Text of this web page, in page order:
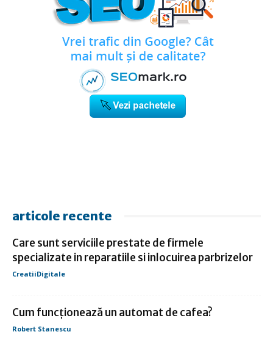
articole recente
Care sunt serviciile prestate de firmele
specializate in reparatiile si inlocuirea parbrizelor
CreatiiDigitale
Cum funcționează un automat de cafea?
Robert Stanescu